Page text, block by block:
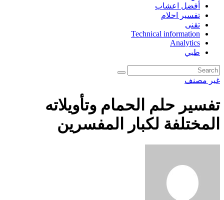
أفضل اعشاب
تفسير احلام
تقنى
Technical information
Analytics
طبي
غير مصنف
تفسير حلم الحمام وتأويلاته
المختلفة لكبار المفسرين